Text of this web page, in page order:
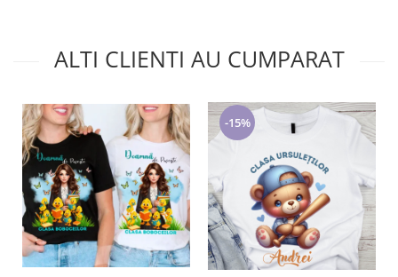
ALTI CLIENTI AU CUMPARAT
-15%